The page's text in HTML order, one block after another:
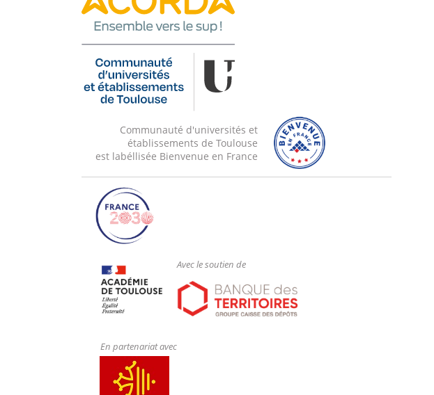
Communauté d'universités et
établissements de Toulouse
est labéllisée Bienvenue en France
Avec le soutien de
En partenariat avec